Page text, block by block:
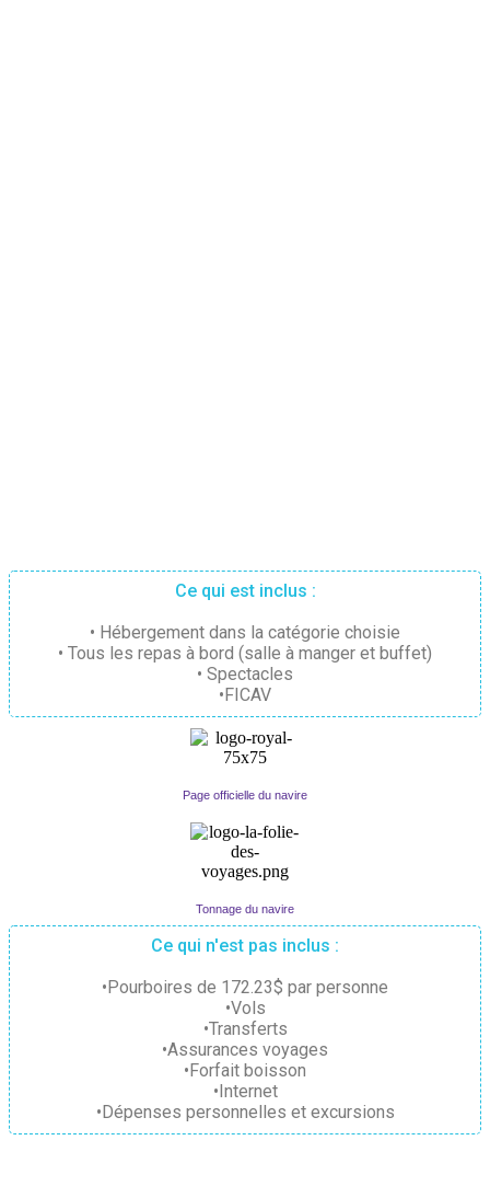
Ce qui est inclus :
• Hébergement dans la catégorie choisie
• Tous les repas à bord (salle à manger et buffet)
• Spectacles
•FICAV
Page officielle du navire
Tonnage du navire
Ce qui n'est pas inclus :
•Pourboires de 172.23$ par personne
•Vols
•Transferts
•Assurances voyages
•Forfait boisson
•Internet
•Dépenses personnelles et excursions